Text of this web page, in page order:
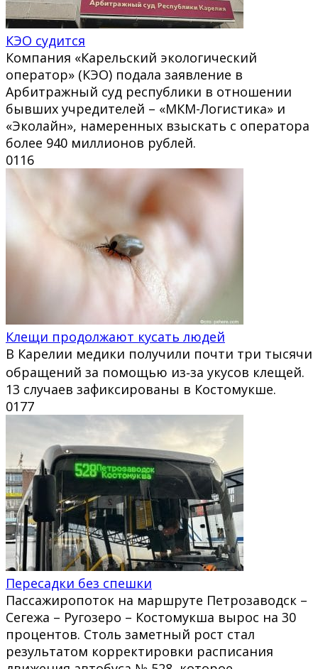
КЭО судится
Компания «Карельский экологический
оператор» (КЭО) подала заявление в
Арбитражный суд республики в отношении
бывших учредителей – «МКМ-Логистика» и
«Эколайн», намеренных взыскать с оператора
более 940 миллионов рублей.
0116
Клещи продолжают кусать людей
В Карелии медики получили почти три тысячи
обращений за помощью из‑за укусов клещей.
13 случаев зафиксированы в Костомукше.
0177
Пересадки без спешки
Пассажиропоток на маршруте Петрозаводск –
Сегежа – Ругозеро – Костомукша вырос на 30
процентов. Столь заметный рост стал
результатом корректировки расписания